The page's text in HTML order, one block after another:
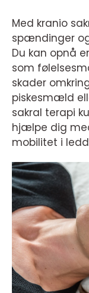
Med kranio
spændinger
Du kan opnå
som
skader
piskesmæld
sakral terapi
hjælpe dig
mobilitet i